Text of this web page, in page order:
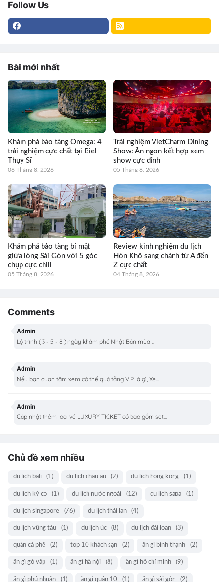
Follow Us
Bài mới nhất
Khám phá bảo tàng Omega: 4
trải nghiệm cực chất tại Biel
Thụy Sĩ
06 Tháng 8, 2026
Trải nghiệm VietCharm Dining
Show: Ăn ngon kết hợp xem
show cực đỉnh
05 Tháng 8, 2026
Khám phá bảo tàng bí mật
giữa lòng Sài Gòn với 5 góc
chụp cực chill
05 Tháng 8, 2026
Review kinh nghiệm du lịch
Hòn Khô sang chảnh từ A đến
Z cực chất
04 Tháng 8, 2026
Comments
Admin
Lộ trình ( 3 - 5 - 8 ) ngày khám phá Nhật Bản mùa ...
Admin
Nếu bạn quan tâm xem có thể quà tằng VIP là gì, Xe...
Admin
Cập nhật thêm loại vé LUXURY TICKET có bao gồm set...
Chủ đề xem nhiều
du lịch bali (1) du lịch châu âu (2) du lịch hong kong (1)
du lịch kỳ co (1) du lịch nước ngoài (12) du lịch sapa (1)
du lịch singapore (76) du lịch thái lan (4)
du lịch vũng tàu (1) du lịch úc (8) du lịch đài loan (3)
quán cà phê (2) top 10 khách sạn (2) ăn gì bình thạnh (2)
ăn gì gò vấp (1) ăn gì hà nội (8) ăn gì hồ chí minh (9)
ăn gì phú nhuận (1) ăn gì quận 10 (1) ăn gì sài gòn (2)